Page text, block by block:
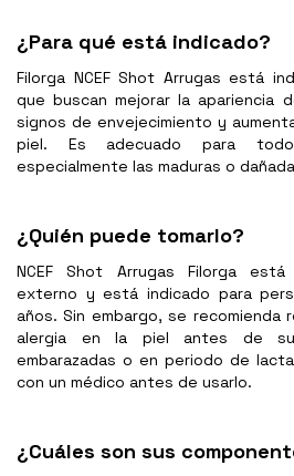
¿Para qué está indicado?
Filorga NCEF Shot Arrugasestá
que buscan mejorar la apariencia
signos de envejecimiento y
piel. Es adecuado para
especialmente las maduras o
¿Quién puede tomarlo?
NCEF Shot Arrugas Filorgaestá
externo y está indicado para
años. Sin embargo, se recomienda
alergia en la piel antes de
embarazadas o en periodo de
con un médico antes de usarlo.
¿Cuáles son sus